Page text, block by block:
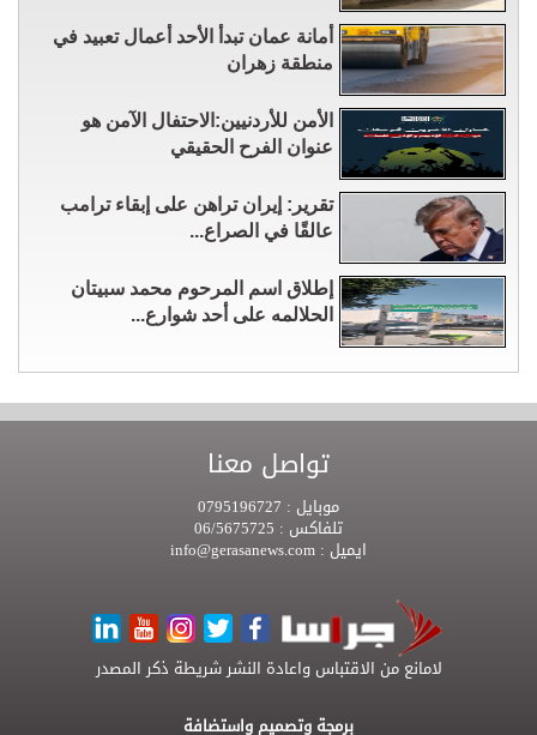
أمانة عمان تبدأ الأحد أعمال تعبيد في
منطقة زهران
الأمن للأردنيين:الاحتفال الآمن هو
عنوان الفرح الحقيقي
تقرير: إيران تراهن على إبقاء ترامب
عالقًا في الصراع...
إطلاق اسم المرحوم محمد سبيتان
الحلالمه على أحد شوارع...
تواصل معنا
موبايل :
تلفاكس :
ايميل :
لامانع من الاقتباس واعادة النشر شريطة ذكر المصدر
برمجة وتصميم واستضافة